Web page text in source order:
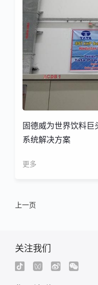
固德威为世界饮料
系统解决方案
更多
上一页
关注我们